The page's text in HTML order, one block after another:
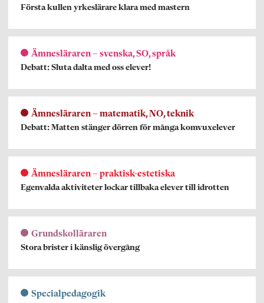
Första kullen yrkeslärare klara med mastern
Ämnesläraren – svenska, SO, språk
Debatt: Sluta dalta med oss elever!
Ämnesläraren – matematik, NO, teknik
Debatt: Matten stänger dörren för många komvuxelever
Ämnesläraren – praktisk-estetiska
Egenvalda aktiviteter lockar tillbaka elever till idrotten
Grundskolläraren
Stora brister i känslig övergång
Specialpedagogik